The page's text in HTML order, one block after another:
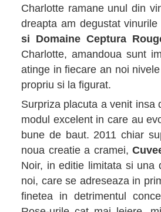
Charlotte ramane unul din
dreapta am degustat
si Domaine Ceptura
Charlotte, amandoua sunt
atinge in fiecare an noi
propriu si la figurat.
Surpriza placuta a venit
modul excelent in care au
bune de baut. 2011 chiar
noua creatie a cramei,
Noir, in editie limitata si una
noi, care se adreseaza in
finetea in detrimentul